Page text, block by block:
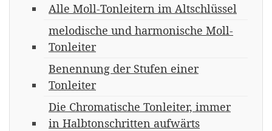
Alle Moll-Tonleitern im Altschlüssel
melodische und harmonische Moll-
Tonleiter
Benennung der Stufen einer
Tonleiter
Die Chromatische Tonleiter, immer
in Halbtonschritten aufwärts